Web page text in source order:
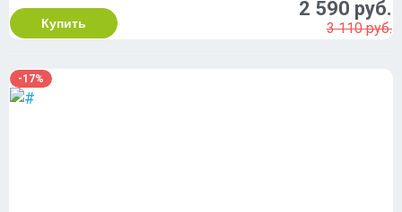
Купить
2 590 руб.
3 110 руб.
-17%